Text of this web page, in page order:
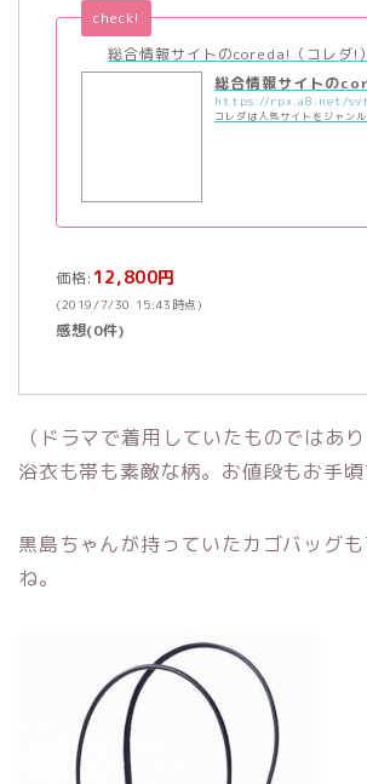
総合情報サイトのcoreda!（コレダ!）
check!
総合情報サイトの
コレダは人気サイトをジャン
価格: 12,800円
(2019/7/30 15:43時点)
感想(0件)
（ドラマで着用していたものではあり
浴衣も帯も素敵な柄。お値段もお手頃
黒島ちゃんが持っていたカゴバッグ
ね。